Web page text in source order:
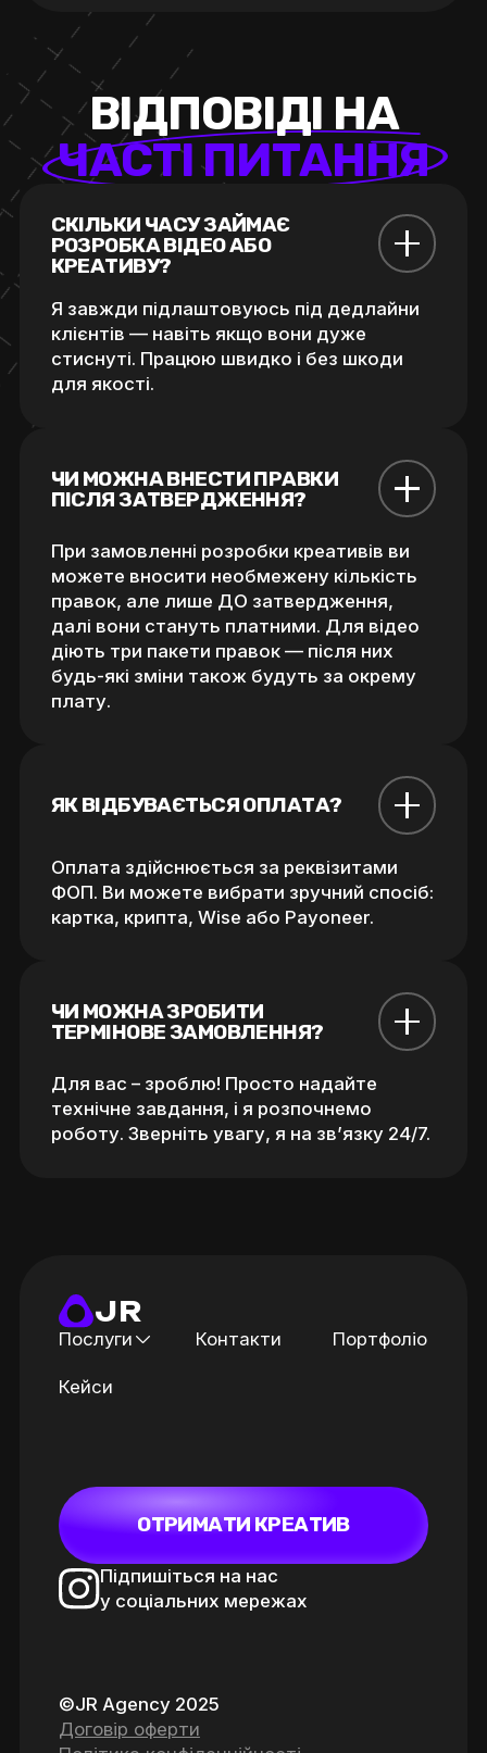
ВІДПОВІДІ НА
ЧАСТІПИТАННЯ
СКІЛЬКИ ЧАСУ ЗАЙМАЄ
РОЗРОБКА ВІДЕО АБО
КРЕАТИВУ?
Я завжди підлаштовуюсь під дедлайни
клієнтів — навіть якщо вони дуже
стиснуті. Працюю швидко і без шкоди
для якості.
ЧИ МОЖНА ВНЕСТИ ПРАВКИ
ПІСЛЯ ЗАТВЕРДЖЕННЯ?
При замовленні розробки креативів ви
можете вносити необмежену кількість
правок, але лише ДО затвердження,
далі вони стануть платними. Для відео
діють три пакети правок — після них
будь-які зміни також будуть за окрему
плату.
ЯК ВІДБУВАЄТЬСЯ ОПЛАТА?
Оплата здійснюється за реквізитами
ФОП. Ви можете вибрати зручний спосіб:
картка, крипта, Wise або Payoneer.
ЧИ МОЖНА ЗРОБИТИ
ТЕРМІНОВЕ ЗАМОВЛЕННЯ?
Для вас – зроблю! Просто надайте
технічне завдання, і я розпочнемо
роботу. Зверніть увагу, я на зв’язку 24/7.
JR
Послуги
Кейси
Портфоліо
Контакти
Підпишіться на нас
у соціальних мережах
ОТРИМАТИ КРЕАТИВ
©JR Agency 2025
Договір оферти